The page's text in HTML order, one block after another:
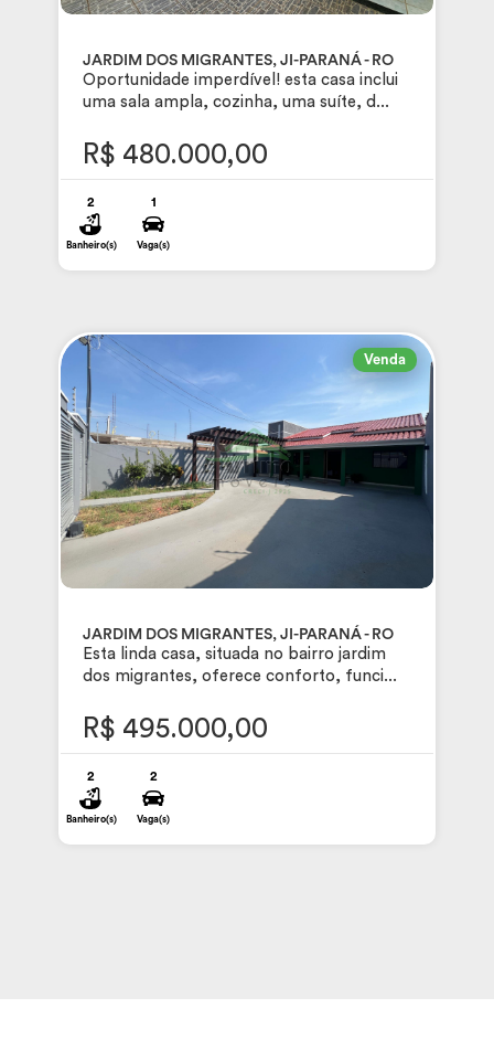
JARDIM DOS MIGRANTES, JI-PARANÁ - RO
Oportunidade imperdível! esta casa inclui
uma sala ampla, cozinha, uma suíte, d...
R$ 480.000,00
2
Banheiro(s)
1
Vaga(s)
Venda
JARDIM DOS MIGRANTES, JI-PARANÁ - RO
Esta linda casa, situada no bairro jardim
dos migrantes, oferece conforto, funci...
R$ 495.000,00
2
Banheiro(s)
2
Vaga(s)